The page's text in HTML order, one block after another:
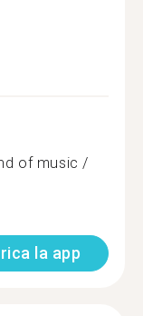
of music /
la app